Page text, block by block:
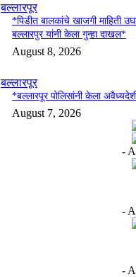
बल्लारपूर
*पिडीत बालकांचे खाजगी माहिती
बल्लारपुर यांनी केला गुन्हा दाखल*
August 8, 2026
बल्लारपूर
*बल्लारपूर पोलिसांनी केला
August 7, 2026
-
-
-